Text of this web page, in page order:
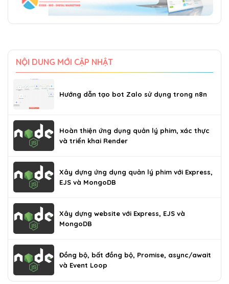
NỘI DUNG MỚI CẬP NHẬT
Hướng dẫn tạo bot Zalo sử dụng trong n8n
Hoàn thiện ứng dụng quản lý phim, xác thực
và triển khai Render
Xây dựng ứng dụng quản lý phim với Express,
EJS và MongoDB
Xây dựng website với Express, EJS và
MongoDB
Đồng bộ, bất đồng bộ, Promise, async/await
và Event Loop